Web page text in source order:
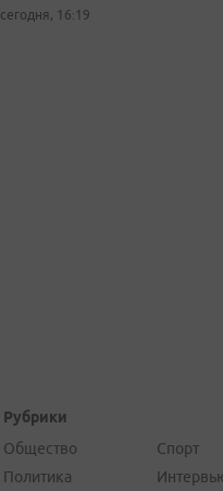
сегодня, 16:19
Рубрики
Общество
Политика
Спорт